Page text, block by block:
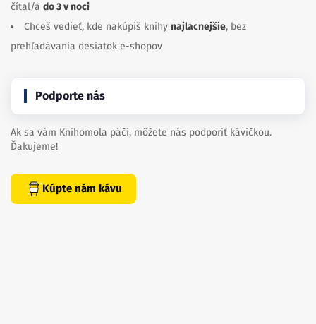
čítal/a do 3 v noci
Chceš vedieť, kde nakúpiš knihy najlacnejšie, bez
prehľadávania desiatok e-shopov
Podporte nás
Ak sa vám Knihomola páči, môžete nás podporiť kávičkou.
Ďakujeme!
Kúpte nám kávu